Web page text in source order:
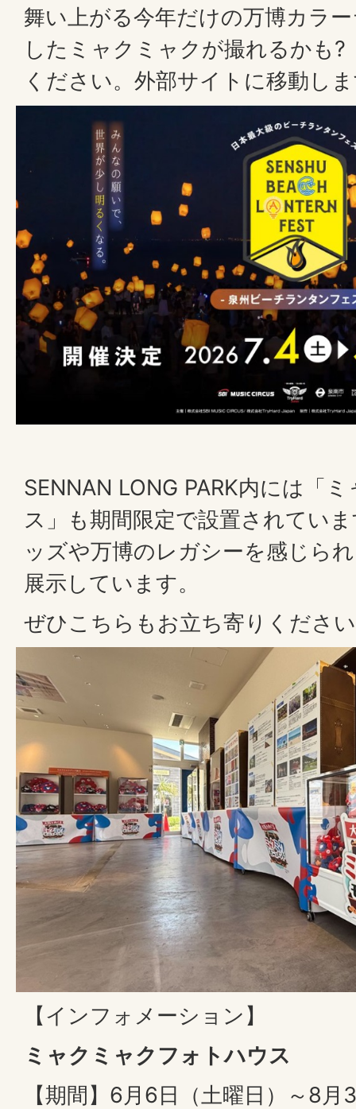
舞い上がる今年だけの万博カラ
したミャクミャクが撮れるかも
ください。外部サイトに移動し
SENNAN LONG PARK内には「
ス」も期間限定で設置されてい
ッズや万博のレガシーを感じら
展示しています。
ぜひこちらもお立ち寄りくださ
【インフォメーション】
ミャクミャクフォトハウス
【期間】6月6日（土曜日）～8